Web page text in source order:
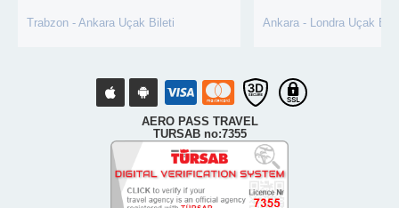
Trabzon - Ankara Uçak Bileti Ankara - Londra Uçak
AERO PASS TRAVEL
TURSAB no:7355